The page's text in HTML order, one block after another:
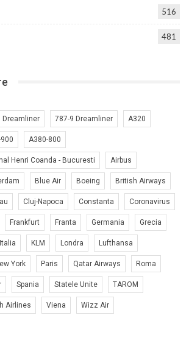
516
481
Dreamliner 787-9 Dreamliner A320
A380-800
Henri Coanda - Bucuresti Airbus
Blue Air Boeing British Airways
Cluj-Napoca Constanta Coronavirus
Frankfurt Franta Germania Grecia
Italia KLM Londra Lufthansa
York Paris Qatar Airways Roma
Spania Statele Unite TAROM
Airlines Viena Wizz Air